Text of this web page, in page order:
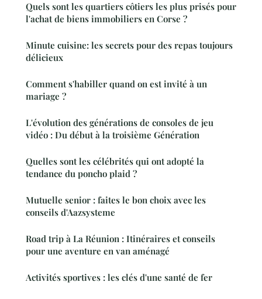
Quels sont les quartiers côtiers les plus prisés pour
l'achat de biens immobiliers en Corse ?
Minute cuisine: les secrets pour des repas toujours
délicieux
Comment s'habiller quand on est invité à un
mariage ?
L'évolution des générations de consoles de jeu
vidéo : Du début à la troisième Génération
Quelles sont les célébrités qui ont adopté la
tendance du poncho plaid ?
Mutuelle senior : faites le bon choix avec les
conseils d'Aazsysteme
Road trip à La Réunion : Itinéraires et conseils
pour une aventure en van aménagé
Activités sportives : les clés d'une santé de fer